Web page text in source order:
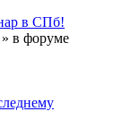
в СПб!
» в форуме